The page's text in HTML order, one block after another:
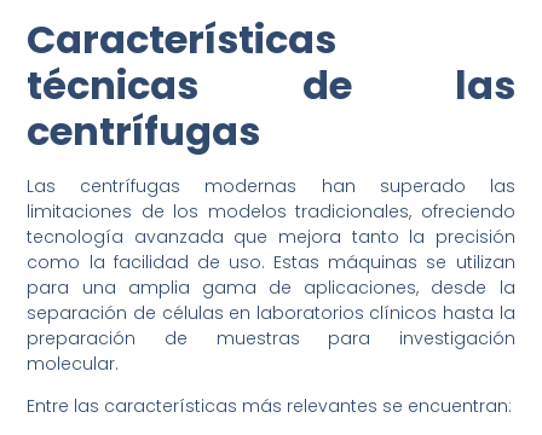
Características
técnicas de las
centrífugas
Las centrífugas modernas han superado las
limitaciones de los modelos tradicionales, ofreciendo
tecnología avanzada que mejora tanto la precisión
como la facilidad de uso. Estas máquinas se utilizan
para una amplia gama de aplicaciones, desde la
separación de células en laboratorios clínicos hasta la
preparación de muestras para investigación
molecular.
Entre las características más relevantes se encuentran: